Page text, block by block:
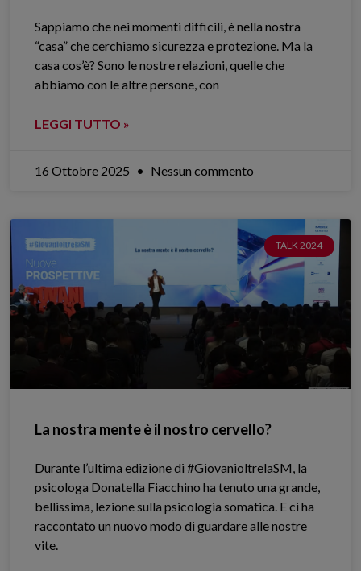
Sappiamo che nei momenti difficili, è nella nostra
“casa” che cerchiamo sicurezza e protezione. Ma la
casa cos’è? Sono le nostre relazioni, quelle che
abbiamo con le altre persone, con
LEGGI TUTTO »
16 Ottobre 2025 Nessun commento
TALK 2024
La nostra mente è il nostro cervello?
Durante l’ultima edizione di #GiovanioltrelaSM, la
psicologa Donatella Fiacchino ha tenuto una grande,
bellissima, lezione sulla psicologia somatica. E ci ha
raccontato un nuovo modo di guardare alle nostre
vite.